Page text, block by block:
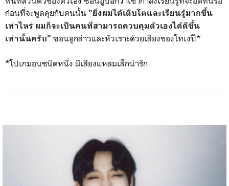
ก่อนที่จะพูดคุยกับคนนั้น "ยิ่งผมได้เติบโตและเรียนรู้มากขึ้น
เท่าไหร่ ผมก็จะเป็นคนที่สามารถควบคุมตัวเองได้ดีขึ้น
เท่านั้นครับ" ซอนอูกล่าวและหัวเราะด้วยเสียงของโทเงปี*
*โปเกมอนชนิดหนึ่ง มีเสียงแหลมเล็กน่ารัก